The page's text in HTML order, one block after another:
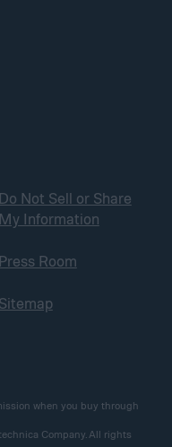
Do Not Sell or Share
My Information
Press Room
Sitemap
when you buy through
Company. All rights